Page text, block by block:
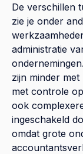
De verschillen
zie je onder
administratie
zijn minder
met controle
ook
ingeschakeld
omdat grote